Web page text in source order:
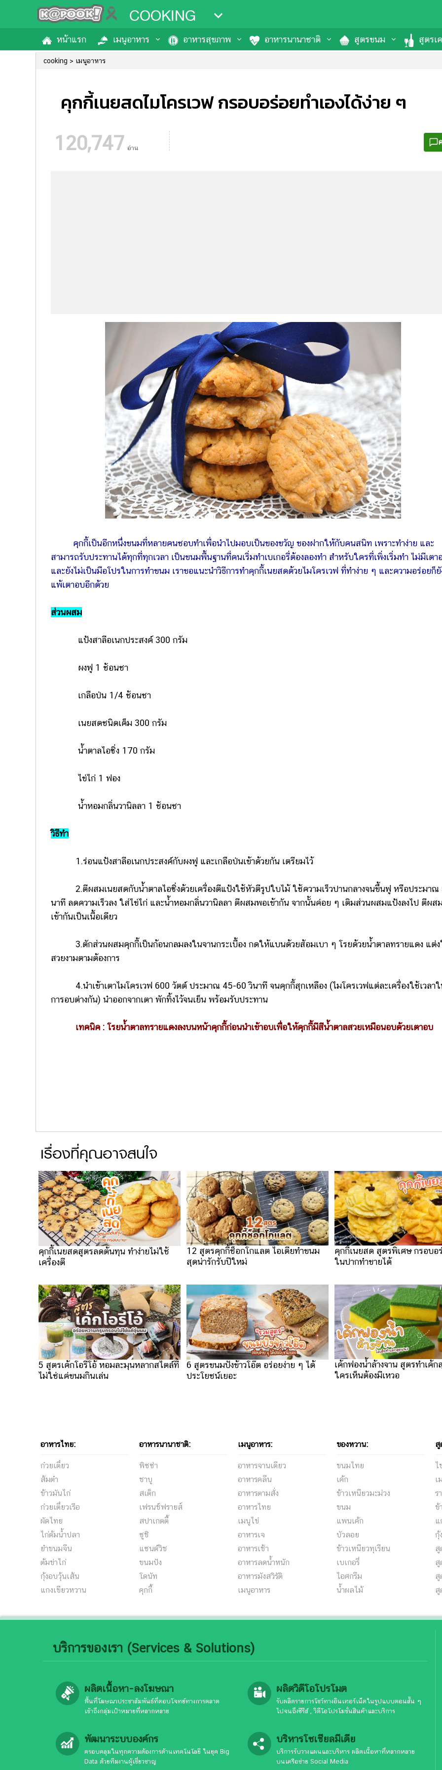
COOKING
หน้าแรก เมนูอาหาร อาหารสุขภาพ อาหารนานาชาติ สูตรขนม สูตรเ
cooking เมนูอาหาร
คุกกี้เนยสดไมโครเวฟ กรอบอร่อยทำเองได้ง่าย ๆ
120,747 อ่าน
คุกกี้เป็นอีกหนึ่งขนมที่หลายคนชอบทำเพื่อนำไปมอบเป็นของขวัญ ของฝากให้กับคนสนิท เพราะทำง่าย และ
สามารถรับประทานได้ทุกที่ทุกเวลา เป็นขนมพื้นฐานที่คนเริ่มทำเบเกอรี่ต้องลองทำ สำหรับใครที่เพิ่งเริ่มทำ ไม่มีเตา
และยังไม่เป็นมือโปรในการทำขนม เราขอแนะนำวิธีการทำคุกกี้เนยสดด้วยไมโครเวฟ ที่ทำง่าย ๆ และความอร่อยก็ยั
แพ้เตาอบอีกด้วย
ส่วนผสม
แป้งสาลีอเนกประสงค์ 300 กรัม
ผงฟู 1 ช้อนชา
เกลือป่น 1/4 ช้อนชา
เนยสดชนิดเค็ม 300 กรัม
น้ำตาลไอซิ่ง 170 กรัม
ไข่ไก่ 1 ฟอง
น้ำหอมกลิ่นวานิลลา 1 ช้อนชา
วิธีทำ
1.ร่อนแป้งสาลีอเนกประสงค์กับผงฟู และเกลือป่นเข้าด้วยกัน เตรียมไว้
2.ตีผสมเนยสดกับน้ำตาลไอซิ่งด้วยเครื่องตีแป้งใช้หัวตีรูปใบไม้ ใช้ความเร็วปานกลางจนขึ้นฟู หรือประมาณ
นาที ลดความเร็วลง ใส่ไข่ไก่ และน้ำหอมกลิ่นวานิลลา ตีผสมพอเข้ากัน จากนั้นค่อย ๆ เติมส่วนผสมแป้งลงไป ตีผส
เข้ากันเป็นเนื้อเดียว
3.ตักส่วนผสมคุกกี้เป็นก้อนกลมลงในจานกระเบื้อง กดให้แบนด้วยส้อมเบา ๆ โรยด้วยน้ำตาลทรายแดง แต่
สวยงามตามต้องการ
4.นำเข้าเตาไมโครเวฟ 600 วัตต์ ประมาณ 45-60 วินาที จนคุกกี้สุกเหลือง (ไมโครเวฟแต่ละเครื่องใช้เวลา
การอบต่างกัน) นำออกจากเตา พักทิ้งไว้จนเย็น พร้อมรับประทาน
เทคนิค : โรยน้ำตาลทรายแดงลงบนหน้าคุกกี้ก่อนนำเข้าอบเพื่อให้คุกกี้มีสีน้ำตาลสวยเหมือนอบด้วยเตาอบ
เรื่องที่คุณอาจสนใจ
คุกกี้เนยสดสูตรลดต้นทุน ทำง่ายไม่ใช้
เครื่องตี
12 สูตรคุกกี้ช็อกโกแลต ไอเดียทำขนม
สุดน่ารักรับปีใหม่
คุกกี้เนยสด สูตรพิเศษ กรอบอ
ในปากทำขายได้
5 สูตรเค้กโอรีโอ้ หอมละมุนหลากสไตล์ที่
ไม่ใช่แค่ขนมกินเล่น
6 สูตรขนมปังข้าวโอ๊ต อร่อยง่าย ๆ ได้
ประโยชน์เยอะ
เค้กฟองน้ำล้างจาน สูตรทำเค้
ใครเห็นต้องมีเหวอ
อาหารไทย:
ก๋วยเตี๋ยว
ส้มตำ
ข้าวมันไก่
ก๋วยเตี๋ยวเรือ
ผัดไทย
ไก่ต้มน้ำปลา
ยำขนมจีน
ต้มข่าไก่
กุ้งอบวุ้นเส้น
แกงเขียวหวาน
อาหารนานาชาติ:
พิซซ่า
ชาบู
สเต็ก
เฟรนช์ฟรายส์
สปาเกตตี้
ซูชิ
แซนด์วิช
ขนมปัง
โดนัท
คุกกี้
เมนูอาหาร:
อาหารจานเดียว
อาหารคลีน
อาหารตามสั่ง
อาหารไทย
เมนูไข่
อาหารเจ
อาหารเช้า
อาหารลดน้ำหนัก
อาหารมังสวิรัติ
เมนูอาหาร
ของหวาน:
ขนมไทย
เค้ก
ข้าวเหนียวมะม่วง
ขนม
แพนเค้ก
บัวลอย
ข้าวเหนียวทุเรียน
เบเกอรี่
ไอศกรีม
น้ำผลไม้
สู
ไ
เ
ร
ข้
แ
กุ้
สู
สู
สู
สู
บริการของเรา (Services & Solutions)
ผลิตเนื้อหา-ลงโฆษณา
พื้นที่โฆษณาประชาสัมพันธ์ที่ตอบโจทย์ทางการตลาด
เข้าถึงกลุ่มเป้าหมายที่หลากหลาย
ผลิตวิดีโอโปรโมต
รับผลิตรายการโชว์ทางอินเทอร์เน็ตในรูปแบบตอนสั้น ๆ
ไปจนถึงซีรีส์ , วิดีโอโปรโมชั่นสินค้าและบริการ
พัฒนาระบบองค์กร
ครอบคลุมในทุกความต้องการด้านเทคโนโลยี ในยุค Big
Data ด้วยทีมงานผู้เชี่ยวชาญ
บริหารโซเชียลมีเดีย
บริการรับวางแผนและบริหาร ผลิตเนื้อหาที่หลากหลาย
บนเครือข่าย Social Media